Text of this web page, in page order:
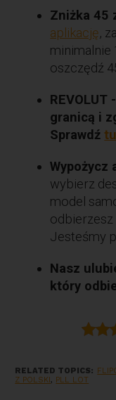
Zniżka 45
aplikację,
minimalnie
oszczędź
REVOLUT
granicą i
Sprawdź
Wypożycz
wybierz
model
odbierzesz
Jesteśmy
Nasz
który
RELATED TOPICS:
Z POLSKI, PLL LOT